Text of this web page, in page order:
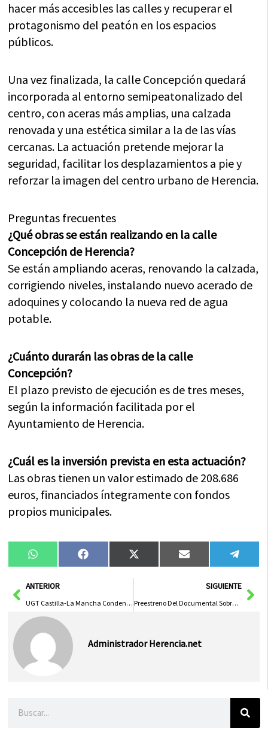
hacer más accesibles las calles y recuperar el
protagonismo del peatón en los espacios
públicos.
Una vez finalizada, la calle Concepción quedará
incorporada al entorno semipeatonalizado del
centro, con aceras más amplias, una calzada
renovada y una estética similar a la de las vías
cercanas. La actuación pretende mejorar la
seguridad, facilitar los desplazamientos a pie y
reforzar la imagen del centro urbano de Herencia.
Preguntas frecuentes
¿Qué obras se están realizando en la calle
Concepción de Herencia?
Se están ampliando aceras, renovando la calzada,
corrigiendo niveles, instalando nuevo acerado de
adoquines y colocando la nueva red de agua
potable.
¿Cuánto durarán las obras de la calle
Concepción?
El plazo previsto de ejecución es de tres meses,
según la información facilitada por el
Ayuntamiento de Herencia.
¿Cuál es la inversión prevista en esta actuación?
Las obras tienen un valor estimado de 208.686
euros, financiados íntegramente con fondos
propios municipales.
Compartir
en
WhatsAppCompartir
en
FacebookCompartir
en
X
(Twitter)
Compartir
en
Email
en
AntANTERIOR
UGT Castilla-La Mancha Condena enérgicamente el trágico asesinato de una mujer en Seseña
SIGUIENTE
Preestreno Del Documental Sobre María Isbert En Albacete 2026
Administrador Herencia.net